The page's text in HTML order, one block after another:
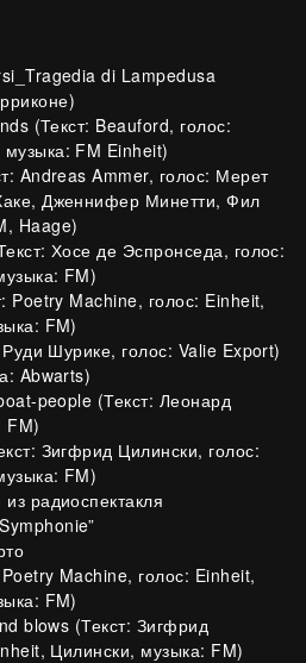
di Lampedusa
(Текст: Beauford, голос:
FM Einheit)
Andreas Ammer, голос: Мерет
Дженнифер Минетти, Фил
Haage)
Хосе де Эспронседа, голос:
FM)
Poetry Machine, голос: Einheit,
FM)
Руди Шурике, голос: Valie Export)
Abwarts)
people (Текст: Леонард
FM)
Зигфрид Цилински, голос:
FM)
радиоспектакля
Poetry Machine, голос: Einheit,
FM)
blows (Текст: Зигфрид
Цилински, музыка: FM)